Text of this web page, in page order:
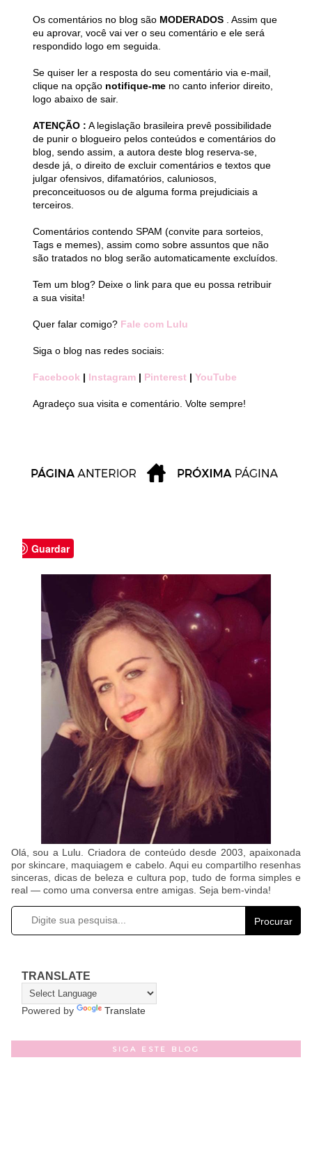
Os comentários no blog são MODERADOS . Assim que
eu aprovar, você vai ver o seu comentário e ele será
respondido logo em seguida.
Se quiser ler a resposta do seu comentário via e-mail,
clique na opção notifique-me no canto inferior direito,
logo abaixo de sair.
ATENÇÃO : A legislação brasileira prevê possibilidade
de punir o blogueiro pelos conteúdos e comentários do
blog, sendo assim, a autora deste blog reserva-se,
desde já, o direito de excluir comentários e textos que
julgar ofensivos, difamatórios, caluniosos,
preconceituosos ou de alguma forma prejudiciais a
terceiros.
Comentários contendo SPAM (convite para sorteios,
Tags e memes), assim como sobre assuntos que não
são tratados no blog serão automaticamente excluídos.
Tem um blog? Deixe o link para que eu possa retribuir
a sua visita!
Quer falar comigo? Fale com Lulu
Siga o blog nas redes sociais:
Facebook | Instagram | Pinterest | YouTube
Agradeço sua visita e comentário. Volte sempre!
Guardar
Olá, sou a Lulu. Criadora de conteúdo desde 2003, apaixonada
por skincare, maquiagem e cabelo. Aqui eu compartilho resenhas
sinceras, dicas de beleza e cultura pop, tudo de forma simples e
real — como uma conversa entre amigas. Seja bem-vinda!
Procurar
TRANSLATE
Powered by Translate
SIGA ESTE BLOG